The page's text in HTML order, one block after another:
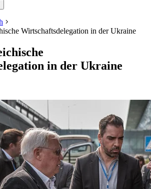
Wirtschaftsdelegation in der Ukraine
in der Ukraine